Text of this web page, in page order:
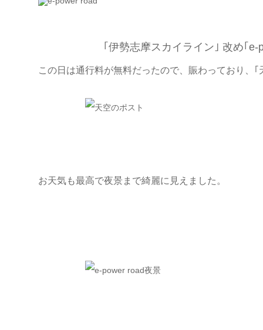
｢伊勢志摩スカイライン｣ 改め｢
この日は通行料が無料だったので、賑わっており、｢
お天気も最高で夜景まで綺麗に見えました。